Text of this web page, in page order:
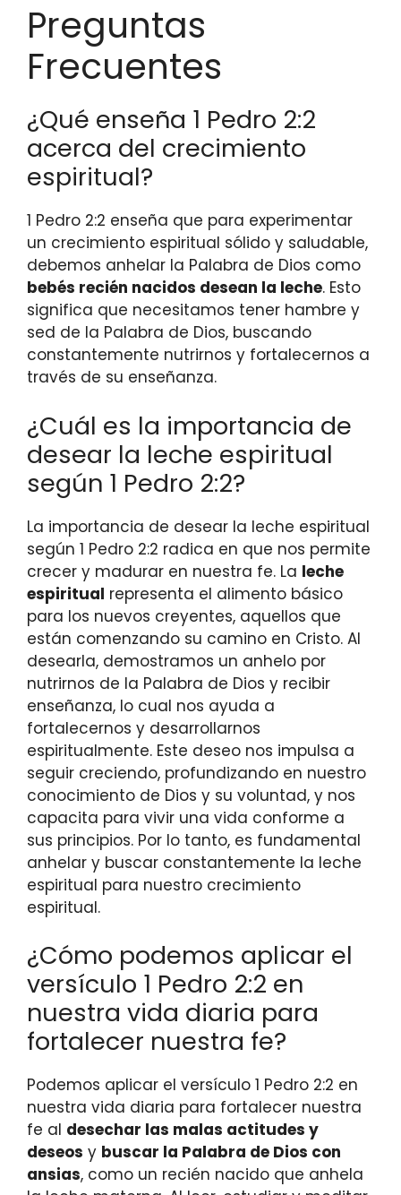
Preguntas
Frecuentes
¿Qué enseña 1 Pedro 2:2
acerca del crecimiento
espiritual?
1 Pedro 2:2 enseña que para experimentar
un crecimiento espiritual sólido y saludable,
debemos anhelar la Palabra de Dios como
bebés recién nacidos desean la leche. Esto
significa que necesitamos tener hambre y
sed de la Palabra de Dios, buscando
constantemente nutrirnos y fortalecernos a
través de su enseñanza.
¿Cuál es la importancia de
desear la leche espiritual
según 1 Pedro 2:2?
La importancia de desear la leche espiritual
según 1 Pedro 2:2 radica en que nos permite
crecer y madurar en nuestra fe. La leche
espiritual representa el alimento básico
para los nuevos creyentes, aquellos que
están comenzando su camino en Cristo. Al
desearla, demostramos un anhelo por
nutrirnos de la Palabra de Dios y recibir
enseñanza, lo cual nos ayuda a
fortalecernos y desarrollarnos
espiritualmente. Este deseo nos impulsa a
seguir creciendo, profundizando en nuestro
conocimiento de Dios y su voluntad, y nos
capacita para vivir una vida conforme a
sus principios. Por lo tanto, es fundamental
anhelar y buscar constantemente la leche
espiritual para nuestro crecimiento
espiritual.
¿Cómo podemos aplicar el
versículo 1 Pedro 2:2 en
nuestra vida diaria para
fortalecer nuestra fe?
Podemos aplicar el versículo 1 Pedro 2:2 en
nuestra vida diaria para fortalecer nuestra
fe al desechar las malas actitudes y
deseos y buscar la Palabra de Dios con
ansias, como un recién nacido que anhela